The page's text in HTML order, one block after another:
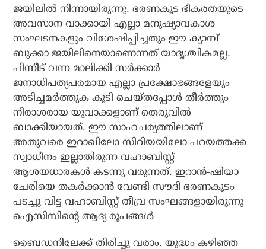
ജയിലില്‍ നിന്നായിരുന്നു. ഭരണകൂട ഭീകരതയുടെ
അവസാന വാക്കായി എല്ലാ മനുഷ്യാവകാശ
സംഘടനകളും വിശേഷിപ്പിച്ചതും ഈ ക്യാമ്പ്
ബുക്കാ ജയിലിനെയാണെന്നത് യാദൃശ്ചികമല്ല.
പിന്നീട് വന്ന മാലിക്കി സര്‍ക്കാര്‍
ജനാധിപത്യപരമായ എല്ലാ പ്രക്ഷോഭങ്ങളേയും
അടിച്ചമര്‍ത്തുക കൂടി ചെയ്തപ്പോള്‍ തീര്‍ത്തും
നിരാശരായ യുവാക്കളാണ് തെരുവില്‍
ബാക്കിയായത്. ഈ സാഹചര്യത്തിലാണ്
അതുവരെ ഇറാഖിലോ സിറിയയിലോ പറയത്തക്ക
സ്വാധീനം ഇല്ലാതിരുന്ന വഹാബിസ്റ്റ്
ആശയധാരകള്‍ കടന്നു വരുന്നത്. ഇറാന്‍-ഷിയാ
ചേരിയെ തകര്‍ക്കാന്‍ വേണ്ടി സൗദി ഭരണകൂടം
പടച്ചു വിട്ട വഹാബിസ്റ്റ് തീവ്ര സംഘങ്ങളായിരുന്നു
ഐസിസിന്റെ ആദ്യ രൂപങ്ങള്‍
ബൈഡനിലേക്ക് തിരിച്ചു വരാം. യുദ്ധം കഴിഞ്ഞ